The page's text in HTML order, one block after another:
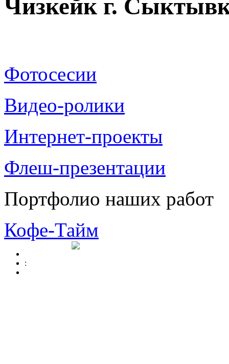
Чизкейк г.
Фотосесии
Видео-ролики
Интернет-проекты
Флеш-презентации
Портфолио наших работ
Кофе-Тайм
: